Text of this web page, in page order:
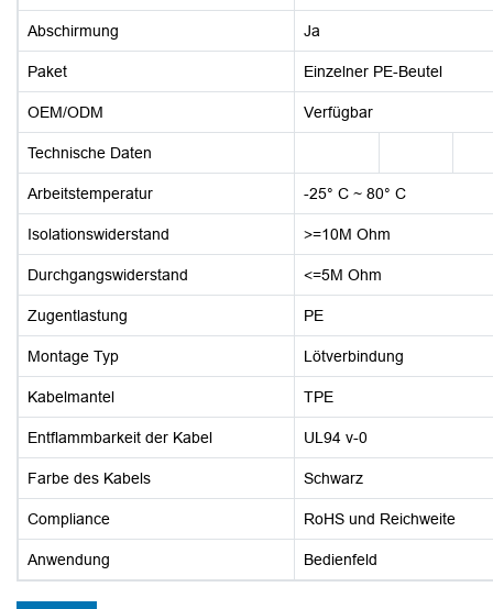
Abschirmung Ja
Paket Einzelner PE-Beutel
OEM/ODM Verfügbar
Technische Daten
Arbeitstemperatur -25° C ~ 80° C
Isolationswiderstand >=10M Ohm
Durchgangswiderstand <=5M Ohm
Zugentlastung PE
Montage Typ Lötverbindung
Kabelmantel TPE
Entflammbarkeit der Kabel UL94 v-0
Farbe des Kabels Schwarz
Compliance RoHS und Reichweite
Anwendung Bedienfeld